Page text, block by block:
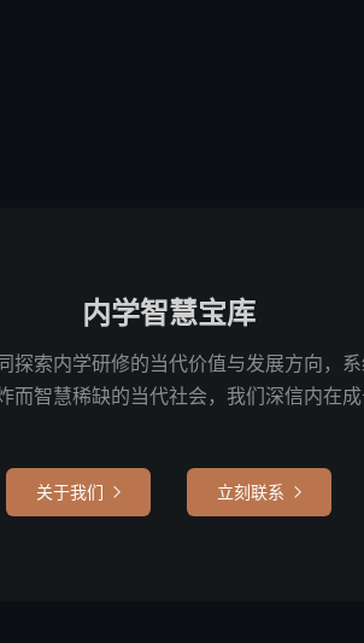
内学智慧宝库
索内学研修的当代价值与发展方向，
智慧稀缺的当代社会，我们深信内在
关于我们  立刻联系 